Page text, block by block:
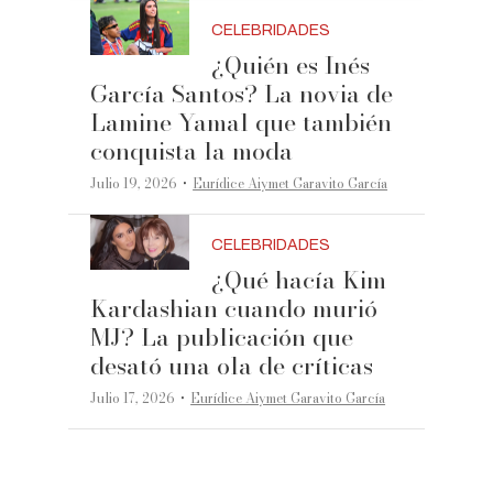
CELEBRIDADES
¿Quién es Inés
García Santos? La novia de
Lamine Yamal que también
conquista la moda
Julio 19, 2026 ·Eurídice Aiymet Garavito García
CELEBRIDADES
¿Qué hacía Kim
Kardashian cuando murió
MJ? La publicación que
desató una ola de críticas
Julio 17, 2026 ·Eurídice Aiymet Garavito García